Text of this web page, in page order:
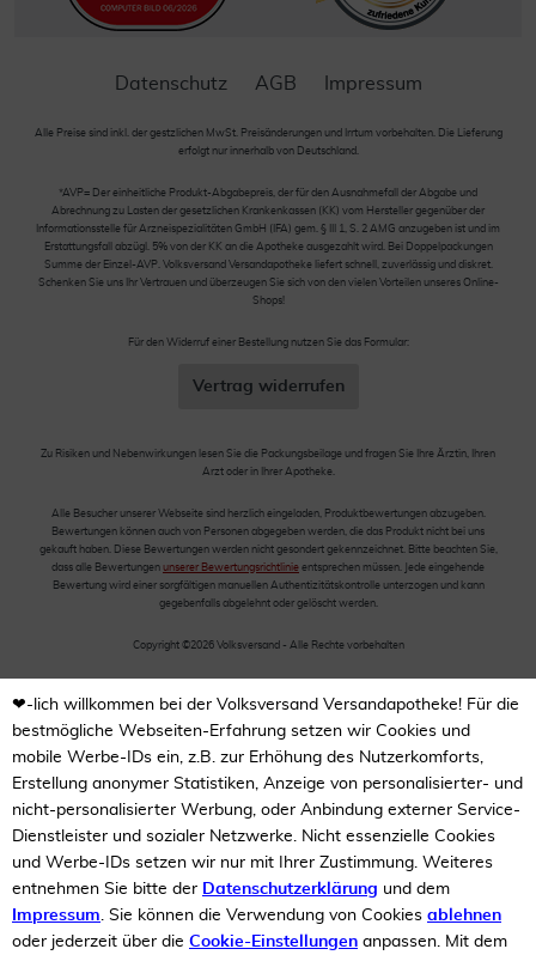
Datenschutz AGB Impressum
Alle Preise sind inkl. der gestzlichen MwSt. Preisänderungen und Irrtum vorbehalten. Die Lieferung
erfolgt nur innerhalb von Deutschland.
*AVP= Der einheitliche Produkt-Abgabepreis, der für den Ausnahmefall der Abgabe und
Abrechnung zu Lasten der gesetzlichen Krankenkassen (KK) vom Hersteller gegenüber der
Informationsstelle für Arzneispezialitäten GmbH (IFA) gem. § III 1, S. 2 AMG anzugeben ist und im
Erstattungsfall abzügl. 5% von der KK an die Apotheke ausgezahlt wird. Bei Doppelpackungen
Summe der Einzel-AVP. Volksversand Versandapotheke liefert schnell, zuverlässig und diskret.
Schenken Sie uns Ihr Vertrauen und überzeugen Sie sich von den vielen Vorteilen unseres Online-
Shops!
Für den Widerruf einer Bestellung nutzen Sie das Formular:
Vertrag widerrufen
Zu Risiken und Nebenwirkungen lesen Sie die Packungsbeilage und fragen Sie Ihre Ärztin, Ihren
Arzt oder in Ihrer Apotheke.
Alle Besucher unserer Webseite sind herzlich eingeladen, Produktbewertungen abzugeben.
Bewertungen können auch von Personen abgegeben werden, die das Produkt nicht bei uns
gekauft haben. Diese Bewertungen werden nicht gesondert gekennzeichnet. Bitte beachten Sie,
dass alle Bewertungen unserer Bewertungsrichtlinie entsprechen müssen. Jede eingehende
Bewertung wird einer sorgfältigen manuellen Authentizitätskontrolle unterzogen und kann
gegebenfalls abgelehnt oder gelöscht werden.
Copyright ©2026 Volksversand - Alle Rechte vorbehalten
❤-lich willkommen bei der Volksversand Versandapotheke! Für die
bestmögliche Webseiten-Erfahrung setzen wir Cookies und
mobile Werbe-IDs ein, z.B. zur Erhöhung des Nutzerkomforts,
Erstellung anonymer Statistiken, Anzeige von personalisierter- und
nicht-personalisierter Werbung, oder Anbindung externer Service-
Dienstleister und sozialer Netzwerke. Nicht essenzielle Cookies
und Werbe-IDs setzen wir nur mit Ihrer Zustimmung. Weiteres
entnehmen Sie bitte der Datenschutzerklärung und dem
Impressum. Sie können die Verwendung von Cookies ablehnen
oder jederzeit über die Cookie-Einstellungen anpassen. Mit dem